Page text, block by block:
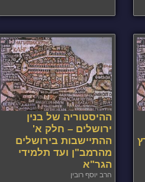
ההיסטוריה של בנין
ירושלים – חלק א'
ההתיישבות בירושלים
מהרמב"ן ועד תלמידי
הגר"א
הרב יוסף רובין